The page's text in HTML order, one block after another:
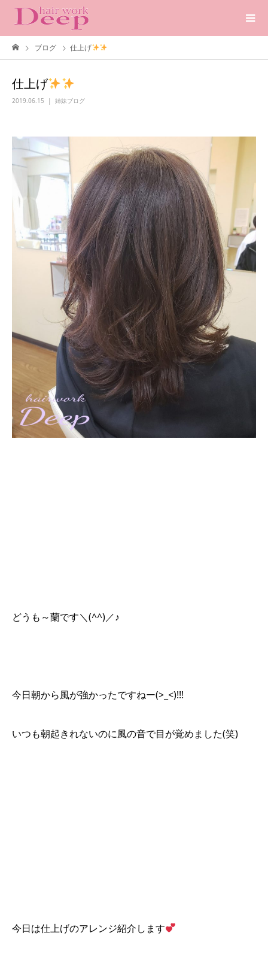
ブログ 仕上げ
仕上げ
2019.06.15 姉妹ブログ
どうも～蘭です＼(^^)／♪
今日朝から風が強かったですねー(>_<)!!!
いつも朝起きれないのに風の音で目が覚めました(笑)
今日は仕上げのアレンジ紹介します